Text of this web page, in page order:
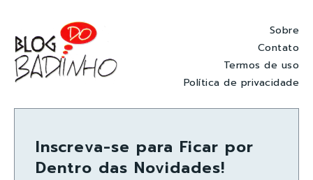
Sobre
Contato
Termos de uso
Política de privacidade
Inscreva-se para Ficar por
Dentro das Novidades!